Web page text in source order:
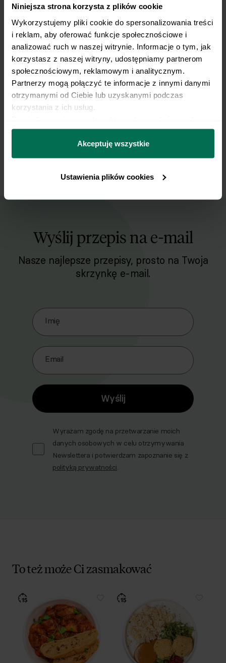
Niniejsza strona korzysta z plików cookie
Wykorzystujemy pliki cookie do spersonalizowania treści
i reklam, aby oferować funkcje społecznościowe i
analizować ruch w naszej witrynie. Informacje o tym, jak
korzystasz z naszej witryny, udostępniamy partnerom
społecznościowym, reklamowym i analitycznym.
Partnerzy mogą połączyć te informacje z innymi danymi
otrzymanymi od Ciebie lub uzyskanymi podczas
korzystania z ich usług.
można się z nami skontaktować i w jaki sposób
przetwarzamy dane osobowe w ramach
prywatności.
Akceptuję wszystkie
Ustawienia plików cookies
paprykę, tymianek, paprykę wędzoną i
majeranek. Całość zagotowujemy, doprawiamy
do smaku solą i pieprzem (jeśli brakuje,
możemy dodać więcej przypraw).
6
Ogórki kroimy w cienkie plastry, a cebulkę w
drobną kostkę. Pokrojone warzywa
doprawiamy solą, pieprzem, musztardą,
posiekanym koperkiem i skrapiamy oliwą.
Gotowe danie przekładamy na talerz.
Smacznego!
Wyślij przepis na e-mail
Nasze najlepsze przepisy, prosto na Twoja
skrzynkę e-mail.
Zapisz się do naszego Newslettera
Imię
Email
Wyślij
Wyrażam zgodę na przetwarzanie moich
danych osobowych w celu otrzymywania
Newslettera i potwierdzam zapoznanie się z
polityką prywatności.
To też może Ci zasmakować